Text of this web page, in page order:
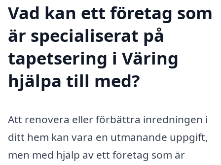
Vad kan ett företag som
är specialiserat på
tapetsering i Väring
hjälpa till med?
Att renovera eller förbättra inredningen i
ditt hem kan vara en utmanande uppgift,
men med hjälp av ett företag som är